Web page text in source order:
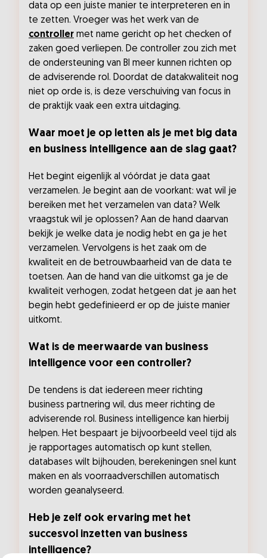
data op een juiste manier te interpreteren en in
te zetten. Vroeger was het werk van de
controller met name gericht op het checken of
zaken goed verliepen. De controller zou zich met
de ondersteuning van BI meer kunnen richten op
de adviserende rol. Doordat de datakwaliteit nog
niet op orde is, is deze verschuiving van focus in
de praktijk vaak een extra uitdaging.
Waar moet je op letten als je met big data
en business intelligence aan de slag gaat?
Het begint eigenlijk al vóórdat je data gaat
verzamelen. Je begint aan de voorkant: wat wil je
bereiken met het verzamelen van data? Welk
vraagstuk wil je oplossen? Aan de hand daarvan
bekijk je welke data je nodig hebt en ga je het
verzamelen. Vervolgens is het zaak om de
kwaliteit en de betrouwbaarheid van de data te
toetsen. Aan de hand van die uitkomst ga je de
kwaliteit verhogen, zodat hetgeen dat je aan het
begin hebt gedefinieerd er op de juiste manier
uitkomt.
Wat is de meerwaarde van business
intelligence voor een controller?
De tendens is dat iedereen meer richting
business partnering wil, dus meer richting de
adviserende rol. Business intelligence kan hierbij
helpen. Het bespaart je bijvoorbeeld veel tijd als
je rapportages automatisch op kunt stellen,
databases wilt bijhouden, berekeningen snel kunt
maken en als voorraadverschillen automatisch
worden geanalyseerd.
Heb je zelf ook ervaring met het
succesvol inzetten van business
intelligence?